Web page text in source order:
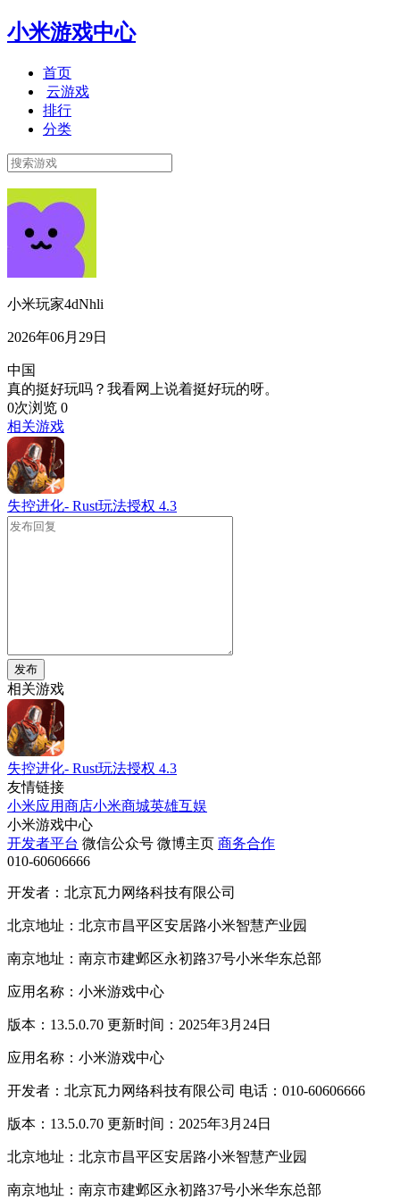
小米游戏中心
首页
云游戏
排行
分类
小米玩家4dNhli
2026年06月29日
中国
真的挺好玩吗？我看网上说着挺好玩的呀。
0次浏览 0
相关游戏
失控进化- Rust玩法授权 4.3
发布
相关游戏
失控进化- Rust玩法授权 4.3
友情链接
小米应用商店小米商城英雄互娱
小米游戏中心
开发者平台 微信公众号 微博主页 商务合作
010-60606666
开发者：北京瓦力网络科技有限公司
北京地址：北京市昌平区安居路小米智慧产业园
南京地址：南京市建邺区永初路37号小米华东总部
应用名称：小米游戏中心
版本：13.5.0.70 更新时间：2025年3月24日
应用名称：小米游戏中心
开发者：北京瓦力网络科技有限公司 电话：010-60606666
版本：13.5.0.70 更新时间：2025年3月24日
北京地址：北京市昌平区安居路小米智慧产业园
南京地址：南京市建邺区永初路37号小米华东总部